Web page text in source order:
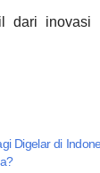
dari inovasi
Digelar di